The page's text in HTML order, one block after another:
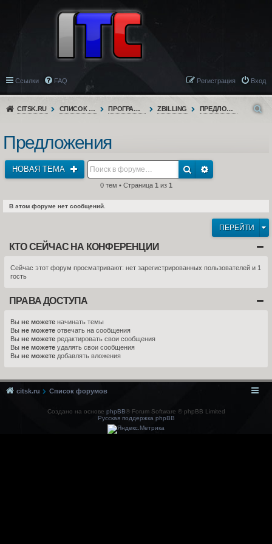
Ссылки FAQ Вход
Регистрация
CITSK.RU СПИСОК ФОРУМОВ ПРОГРАММНОЕ ОБЕСПЕЧЕНИЕ ZBILLING ПРЕДЛОЖЕНИЯ
Предложения
НОВАЯ ТЕМА
0 тем • Страница 1 из 1
В этом форуме нет сообщений.
ПЕРЕЙТИ
КТО СЕЙЧАС НА КОНФЕРЕНЦИИ
Сейчас этот форум просматривают: нет зарегистрированных пользователей и 1
гость
ПРАВА ДОСТУПА
Вы не можете начинать темы
Вы не можете отвечать на сообщения
Вы не можете редактировать свои сообщения
Вы не можете удалять свои сообщения
Вы не можете добавлять вложения
citsk.ru Список форумов
Создано на основе phpBB® Forum Software © phpBB Limited
Русская поддержка phpBB